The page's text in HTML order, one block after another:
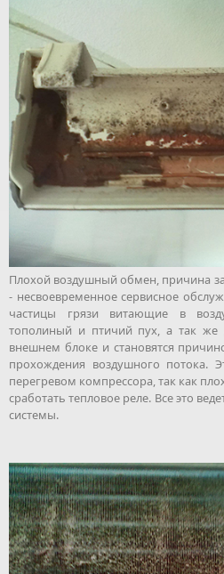
Плохой воздушный обмен, причина
- несвоевременное сервисное
частицы грязи витающие в
тополиный и птичий пух, а так же
внешнем блоке и становятся
прохождения воздушного потока.
перегревом компрессора, так как
сработать тепловое реле. Все это
системы.